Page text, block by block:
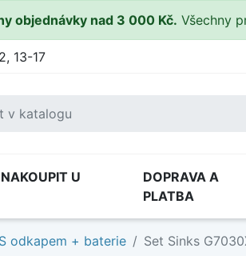
objednávky nad 3 000 Kč. Všechny
13-17
U
DOPRAVA A
PLATBA
S odkapem + baterie Set Sinks